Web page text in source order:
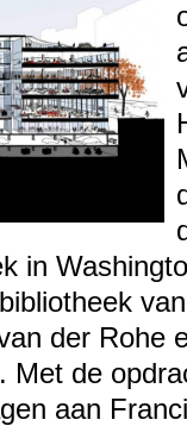
in
der Rohe
Met de
aan